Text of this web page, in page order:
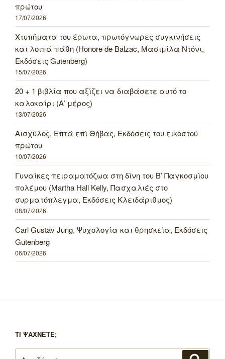
πρώτου
17/07/2026
Χτυπήματα του έρωτα, πρωτόγνωρες συγκινήσεις
και λοιπά πάθη (Honore de Balzac, Μασιμίλα Ντόνι,
Εκδόσεις Gutenberg)
15/07/2026
20 + 1 βιβλία που αξίζει να διαβάσετε αυτό το
καλοκαίρι (Α’ μέρος)
13/07/2026
Αισχύλος, Επτά επί Θήβας, Εκδόσεις του εικοστού
πρώτου
10/07/2026
Γυναίκες πειραματόζωα στη δίνη του Β’ Παγκοσμίου
πολέμου (Martha Hall Kelly, Πασχαλιές στο
συρματόπλεγμα, Εκδόσεις Κλειδάριθμος)
08/07/2026
Carl Gustav Jung, Ψυχολογία και θρησκεία, Εκδόσεις
Gutenberg
06/07/2026
ΤΙ ΨΑΧΝΕΤΕ;